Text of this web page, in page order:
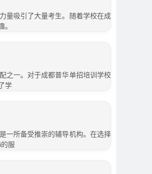
量吸引了大量考生。随着学校在成
之一。对于成都普华单招培训学校
学
一所备受推崇的辅导机构。在选择
服